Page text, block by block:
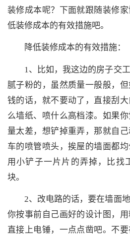
装修成本呢？下面就跟随装修
低装修成本的有效措施吧。
降低装修成本的有效措施：
1、比如，我这边的房子交
腻子粉的，虽然质量一般般，
钱的话，就不要动了，直接刮
么墙纸、喷什么高档漆。如果
量太差，想铲掉重弄，那就自
车的喷管喷头，挨屋的墙面都
用小铲子一片片的弄掉，比找
块。
2、改电路的话，要在墙面
你按事前自己画好的设计图，用
直接上电锤，一点点凿吧。不